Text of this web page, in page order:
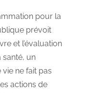
pour la
prévoit
et l’évaluation
santé, un
ne fait pas
actions de